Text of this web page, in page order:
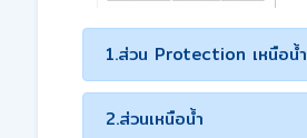
1.ส่วน Protection เหนือน้ำ
2.ส่วนเหนือน้ำ